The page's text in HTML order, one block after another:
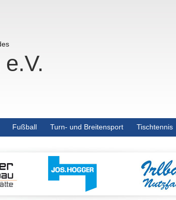
Fußball Turn- und Breitensport Tischtennis